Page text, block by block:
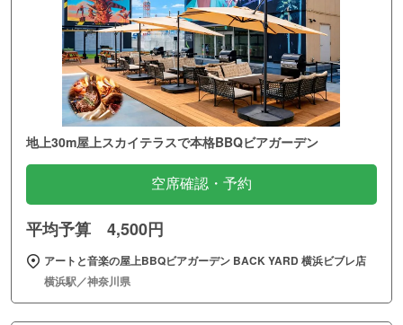
地上30m屋上スカイテラスで本格BBQビアガーデン
空席確認・予約
平均予算 4,500円
アートと音楽の屋上BBQビアガーデン BACK YARD 横浜ビブレ店
横浜駅／神奈川県